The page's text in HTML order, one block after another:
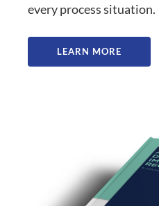
every process situation.
LEARN MORE